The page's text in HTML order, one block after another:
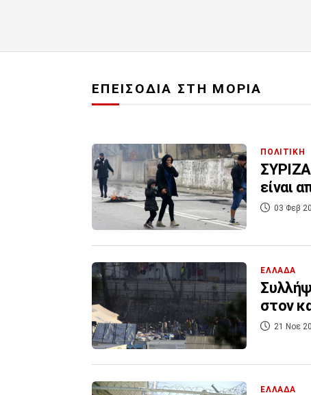
ΕΠΕΙΣΟΔΙΑ ΣΤΗ ΜΟΡΙΑ
ΠΟΛΙΤΙΚΗ
είναι
03 Φεβ
ΕΛΛΑΔΑ
στον
21 Νοε
ΕΛΛΑΔΑ